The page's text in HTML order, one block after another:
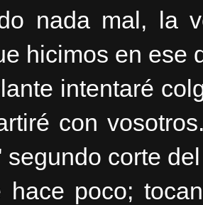
nada mal, la
hicimos en ese
intentaré
con
segundo corte
hace poco;